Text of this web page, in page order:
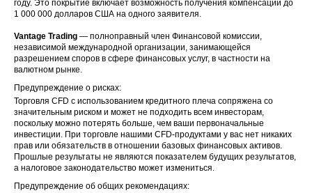
году. Это покрытие включает возможность получения компенсации до
1 000 000 долларов США на одного заявителя.
Vantage Trading — полноправный член Финансовой комиссии,
независимой международной организации, занимающейся
разрешением споров в сфере финансовых услуг, в частности на
валютном рынке.
Предупреждение о рисках:
Торговля CFD с использованием кредитного плеча сопряжена со
значительным риском и может не подходить всем инвесторам,
поскольку можно потерять больше, чем ваши первоначальные
инвестиции. При торговле нашими CFD-продуктами у вас нет никаких
прав или обязательств в отношении базовых финансовых активов.
Прошлые результаты не являются показателем будущих результатов,
а налоговое законодательство может измениться.
Предупреждение об общих рекомендациях: